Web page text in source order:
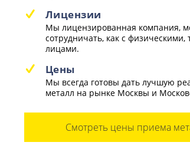
Лицензии
Мы лицензированная компания,
сотрудничать, как с
лицами.
Цены
Мы всегда готовы дать лучшую
металл на рынке Москвы и
Смотреть цены приема